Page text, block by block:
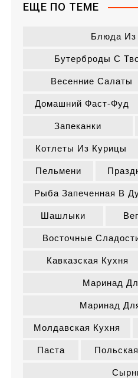
ЕЩЕ ПО ТЕМЕ
Блюда Из
Бутерброды С
Весенние Салаты
Домашний Фаст-Фуд
Запеканки
Котлеты Из Курицы
Пельмени
Рыба Запеченная В
Шашлыки
Восточные
Кавказская Кухня
Маринад
Маринад
Молдавская Кухня
Паста